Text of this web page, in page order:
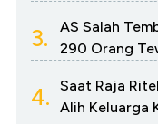
3.
AS Salah
290 Orang
4.
Saat Raja
Alih Keluarga